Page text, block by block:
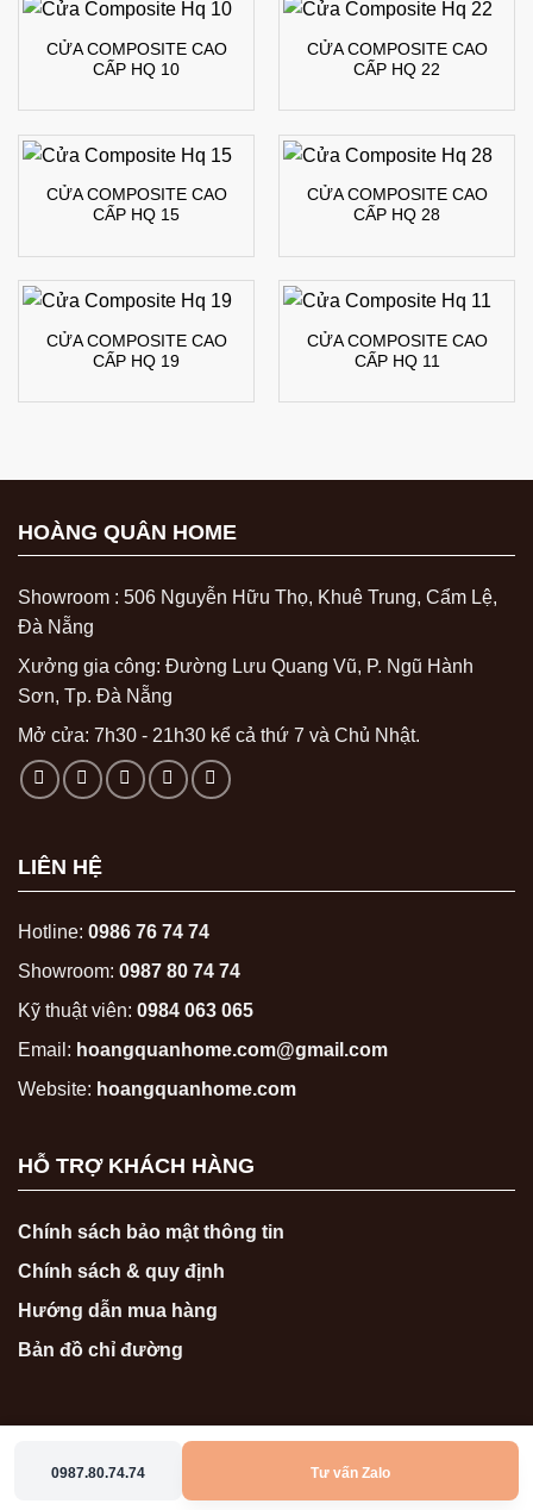
CỬA COMPOSITE CAO
CẤP HQ 10
CỬA COMPOSITE CAO
CẤP HQ 22
CỬA COMPOSITE CAO
CẤP HQ 15
CỬA COMPOSITE CAO
CẤP HQ 28
CỬA COMPOSITE CAO
CẤP HQ 19
CỬA COMPOSITE CAO
CẤP HQ 11
HOÀNG QUÂN HOME
Showroom : 506 Nguyễn Hữu Thọ, Khuê Trung, Cẩm Lệ,
Đà Nẵng
Xưởng gia công: Đường Lưu Quang Vũ, P. Ngũ Hành
Sơn, Tp. Đà Nẵng
Mở cửa: 7h30 - 21h30 kể cả thứ 7 và Chủ Nhật.
LIÊN HỆ
Hotline: 0986 76 74 74
Showroom: 0987 80 74 74
Kỹ thuật viên: 0984 063 065
Email: hoangquanhome.com@gmail.com
Website: hoangquanhome.com
HỖ TRỢ KHÁCH HÀNG
Chính sách bảo mật thông tin
Chính sách & quy định
Hướng dẫn mua hàng
Bản đồ chỉ đường
Copyright 2026 © hoangquanhome.com
0987.80.74.74 Tư vấn Zalo
0986767474 Zalo Messenger